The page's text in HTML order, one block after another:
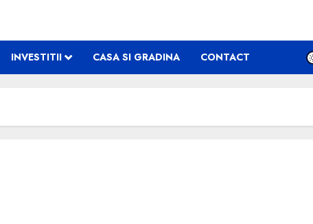
INVESTITII CASA SI GRADINA CONTACT